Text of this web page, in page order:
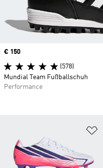
Price
€ 150
(578)
Mundial Team Fußballschuh
Performance